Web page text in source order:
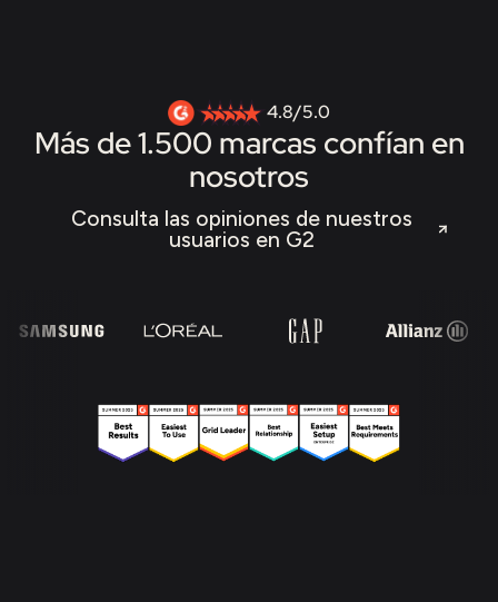
4.8/5.0
Más de 1.500 marcas confían en
nosotros
Consulta las opiniones de nuestros
usuarios en G2